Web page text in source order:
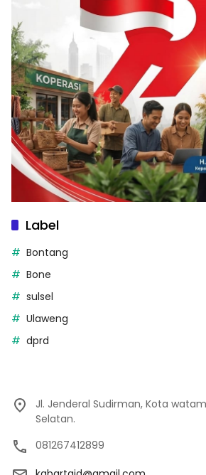
Label
Bontang
Bone
sulsel
Ulaweng
dprd
Jl. Jenderal Sudirman, Kota
Selatan.
081267412899